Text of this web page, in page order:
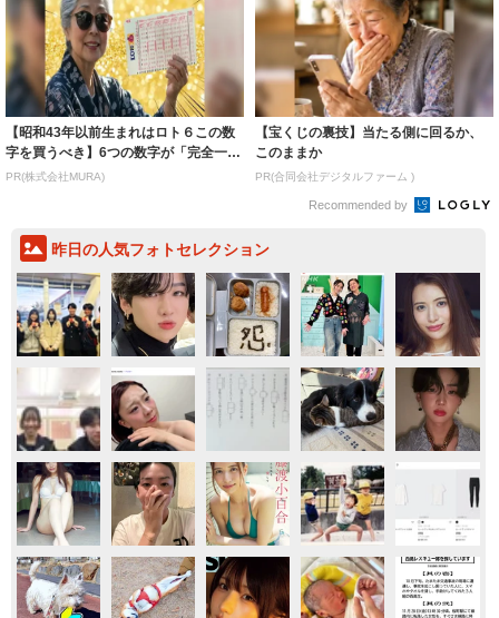
【昭和43年以前生まれはロト６この数
字を買うべき】6つの数字が「完全一
致」する方...
PR(株式会社MURA)
【宝くじの裏技】当たる側に回るか、
このままか
PR(合同会社デジタルファーム )
Recommended by
昨日の人気フォトセレクション